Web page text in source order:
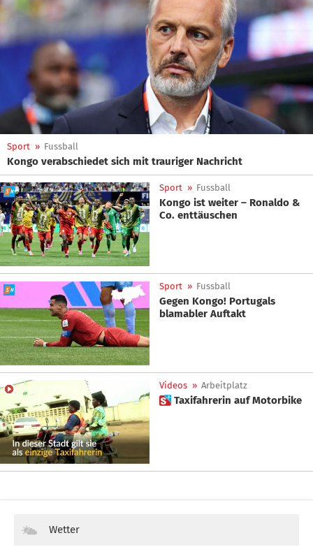
Sport » Fussball
Kongo verabschiedet sich mit trauriger Nachricht
Sport » Fussball
Kongo ist weiter – Ronaldo &
Co. enttäuschen
Sport » Fussball
Gegen Kongo! Portugals
blamabler Auftakt
Videos » Arbeitplatz
 Taxifahrerin auf Motorbike
Wetter